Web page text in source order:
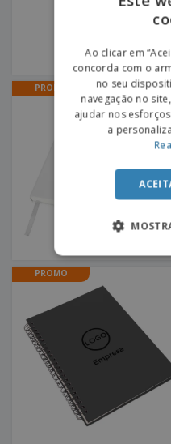
PROMO
PROMO
Ao clicar em
concorda com o
no seu
navegação no
ajudar nos
a